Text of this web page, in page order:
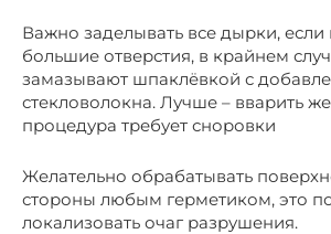
Важно заделывать все дырки, если
большие отверстия, в крайнем
замазывают шпаклёвкой с
стекловолокна. Лучше – вварить
процедура требует сноровки
Желательно обрабатывать
стороны любым герметиком, это
локализовать очаг разрушения.